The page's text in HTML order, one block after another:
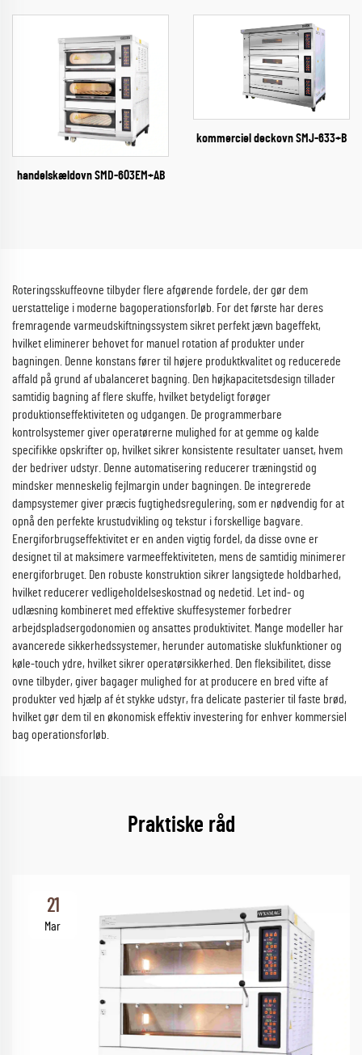
handelskældovn SMD-603EM+AB
kommerciel deckovn SMJ-633+B
Roteringsskuffeovne tilbyder flere afgørende fordele, der gør dem
uerstattelige i moderne bagoperationsforløb. For det første har deres
fremragende varmeudskiftningssystem sikret perfekt jævn bageffekt,
hvilket eliminerer behovet for manuel rotation af produkter under
bagningen. Denne konstans fører til højere produktkvalitet og reducerede
affald på grund af ubalanceret bagning. Den højkapacitetsdesign tillader
samtidig bagning af flere skuffe, hvilket betydeligt forøger
produktionseffektiviteten og udgangen. De programmerbare
kontrolsystemer giver operatørerne mulighed for at gemme og kalde
specifikke opskrifter op, hvilket sikrer konsistente resultater uanset, hvem
der bedriver udstyr. Denne automatisering reducerer træningstid og
mindsker menneskelig fejlmargin under bagningen. De integrerede
dampsystemer giver præcis fugtighedsregulering, som er nødvendig for at
opnå den perfekte krustudvikling og tekstur i forskellige bagvare.
Energiforbrugseffektivitet er en anden vigtig fordel, da disse ovne er
designet til at maksimere varmeeffektiviteten, mens de samtidig minimerer
energiforbruget. Den robuste konstruktion sikrer langsigtede holdbarhed,
hvilket reducerer vedligeholdelseskostnad og nedetid. Let ind- og
udlæsning kombineret med effektive skuffesystemer forbedrer
arbejdspladsergodonomien og ansattes produktivitet. Mange modeller har
avancerede sikkerhedssystemer, herunder automatiske slukfunktioner og
køle-touch ydre, hvilket sikrer operatørsikkerhed. Den fleksibilitet, disse
ovne tilbyder, giver bagager mulighed for at producere en bred vifte af
produkter ved hjælp af ét stykke udstyr, fra delicate pasterier til faste brød,
hvilket gør dem til en økonomisk effektiv investering for enhver kommersiel
bag operationsforløb.
Praktiske råd
21
Mar